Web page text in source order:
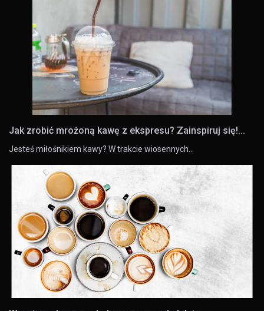
Jak zrobić mrożoną kawę z ekspresu? Zainspiruj się!...
Jesteś miłośnikiem kawy? W trakcie wiosennych…